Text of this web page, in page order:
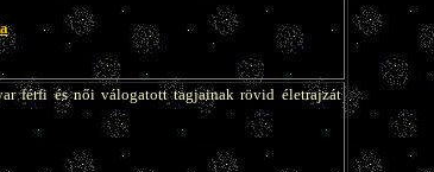
férfi és női válogatott tagjainak rövid életrajzát